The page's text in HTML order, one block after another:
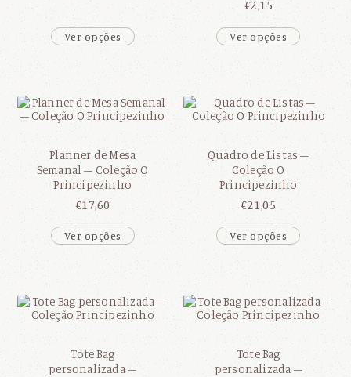
Ver opções
€2,15
Ver opções
Planner de Mesa
Semanal – Coleção O
Principezinho
€17,60
Ver opções
Quadro de Listas –
Coleção O
Principezinho
€21,05
Ver opções
Tote Bag
personalizada –
Tote Bag
personalizada –